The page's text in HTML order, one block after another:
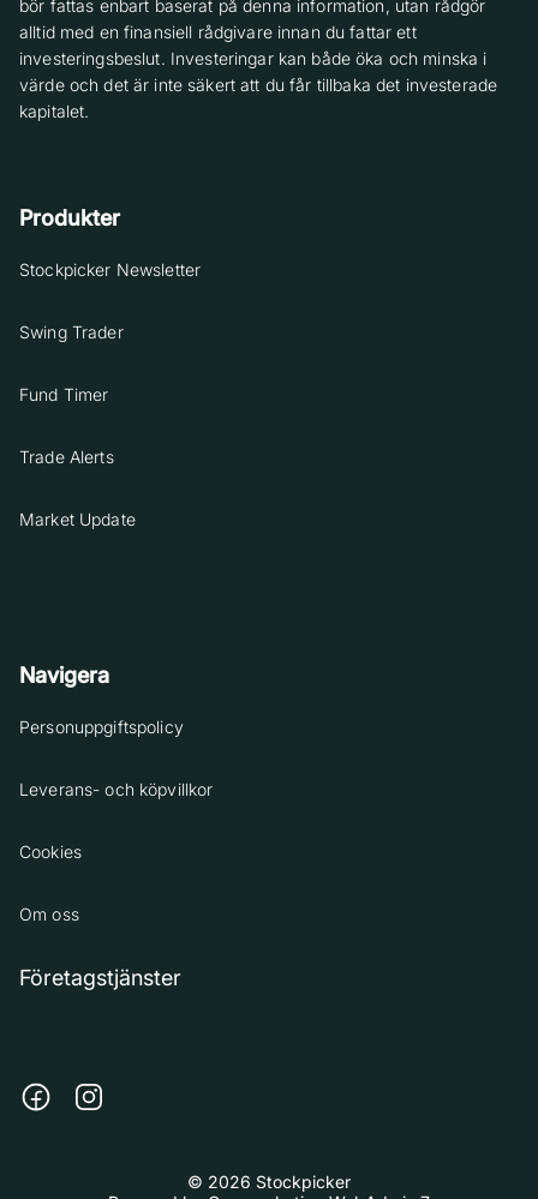
bör fattas enbart baserat på denna information, utan rådgör
alltid med en finansiell rådgivare innan du fattar ett
investeringsbeslut. Investeringar kan både öka och minska i
värde och det är inte säkert att du får tillbaka det investerade
kapitalet.
Produkter
Stockpicker Newsletter
Swing Trader
Fund Timer
Trade Alerts
Market Update
Navigera
Personuppgiftspolicy
Leverans- och köpvillkor
Cookies
Om oss
Företagstjänster
© 2026 Stockpicker